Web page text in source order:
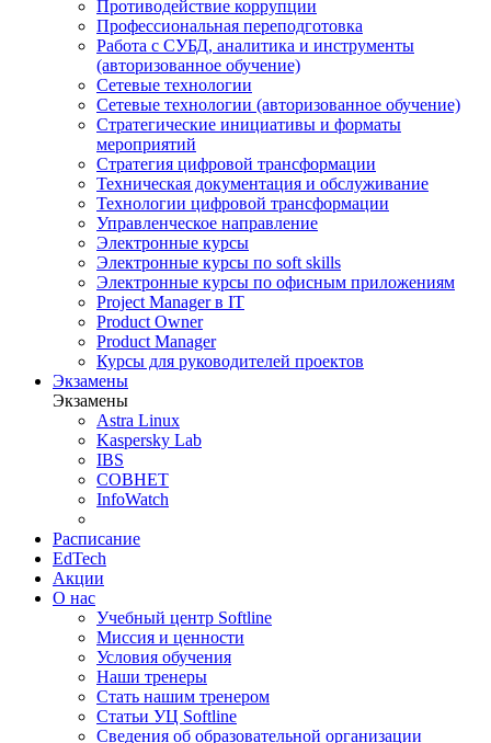
Противодействие коррупции
Профессиональная переподготовка
Работа с СУБД, аналитика и инструменты
(авторизованное обучение)
Сетевые технологии
Сетевые технологии (авторизованное обучение)
Стратегические инициативы и форматы
мероприятий
Стратегия цифровой трансформации
Техническая документация и обслуживание
Технологии цифровой трансформации
Управленческое направление
Электронные курсы
Электронные курсы по soft skills
Электронные курсы по офисным приложениям
Project Manager в IT
Product Owner
Product Manager
Курсы для руководителей проектов
Экзамены
Экзамены
Astra Linux
Kaspersky Lab
IBS
СОВНЕТ
InfoWatch
Расписание
EdTech
Акции
О нас
Учебный центр Softline
Миссия и ценности
Условия обучения
Наши тренеры
Стать нашим тренером
Статьи УЦ Softline
Сведения об образовательной организации